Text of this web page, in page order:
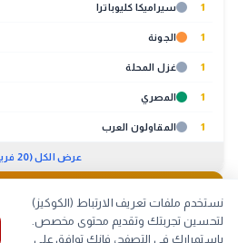
1 سيراميكا كليوباترا
1 الجونة
1 غزل المحلة
1 المصري
1 المقاولون العرب
عرض الكل (20 فريق)
🐔
لحوم بيض
نستخدم ملفات تعريف الارتباط (الكوكيز)
لتحسين تجربتك وتقديم محتوى مخصص.
باستمرارك في التصفح، فإنك توافق على